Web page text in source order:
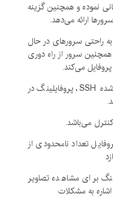
نموده و همچنین گزینه
راحتی سرورهای در حال
سرور از راه دوری
می‌کند.
پشتیبانی از تونلینگ تعبیه‌شده SSH، پروفایلینگ در
کنترل می‌باشد.
تعداد نامحدودی از
برای مشاهده تصاویر
به مشکلات